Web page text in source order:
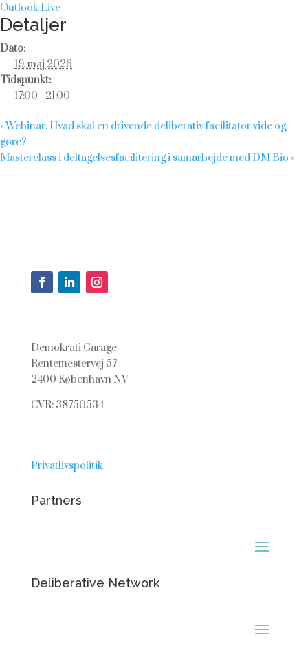
Outlook Live
Detaljer
Dato:
19. maj 2026
Tidspunkt:
17:00 - 21:00
«Webinar: Hvad skal en drivende deliberativ facilitator vide og
gøre?
Masterclass i deltagelsesfacilitering i samarbejde med DM Bio »
Demokrati Garage
Rentemestervej 57
2400 København NV
CVR: 38750534
Privatlivspolitik
Partners
Deliberative Network